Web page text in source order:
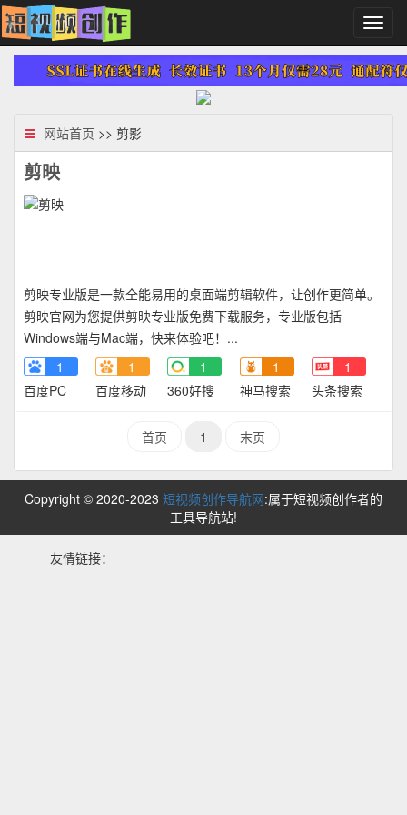
切
换
导
航
网站首页 >> 剪影
剪映
剪映专业版是一款全能易用的桌面端剪辑软件，让创作更简单。
剪映官网为您提供剪映专业版免费下载服务，专业版包括
Windows端与Mac端，快来体验吧！...
1
百度PC
1
百度移动
1
360好搜
1
神马搜索
1
头条搜索
首页 1 末页
Copyright © 2020-2023 短视频创作导航网:属于短视频创作者的
工具导航站!
友情链接：